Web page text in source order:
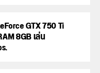
GTX 750 Ti
8GB เล่น